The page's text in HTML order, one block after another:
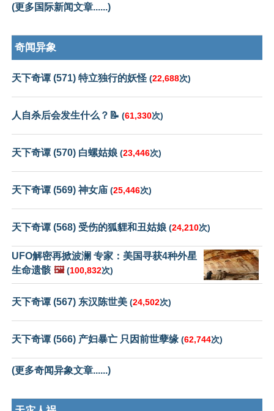
(更多国际新闻文章......)
奇闻异象
天下奇谭 (571) 特立独行的妖怪 (22,688次)
人自杀后会发生什么？📝 (61,330次)
天下奇谭 (570) 白螺姑娘 (23,446次)
天下奇谭 (569) 神女庙 (25,446次)
天下奇谭 (568) 受伤的狐貍和丑姑娘 (24,210次)
UFO解密再掀波澜 专家：美国寻获4种外星
生命遗骸 🖼️ (100,832次)
天下奇谭 (567) 东汉陈世美 (24,502次)
天下奇谭 (566) 产妇暴亡 只因前世孽缘 (62,744次)
(更多奇闻异象文章......)